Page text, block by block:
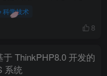
音克隆工具要逆天
科学技术
8
ThinkPHP8.0 开发的
系统